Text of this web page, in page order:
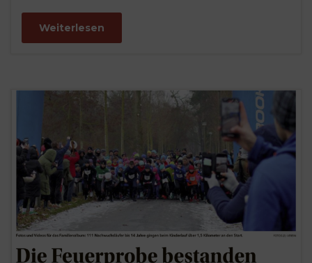
Weiterlesen